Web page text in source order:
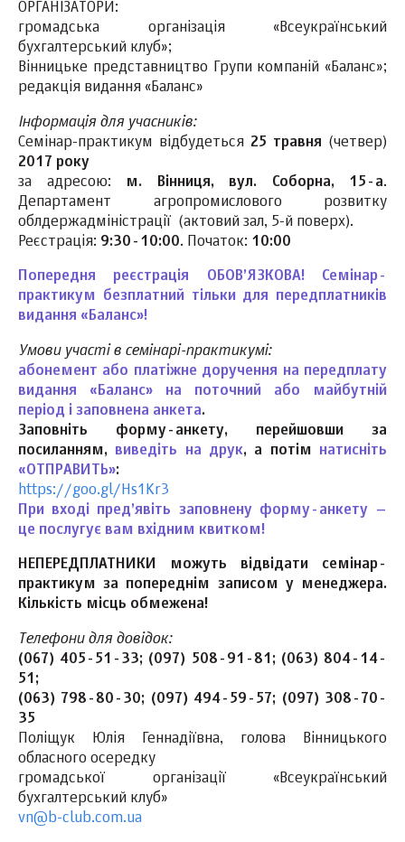
ОРГАНІЗАТОРИ:
громадська організація «Всеукраїнський
бухгалтерський клуб»;
Вінницьке представництво Групи компаній «Баланс»;
редакція видання «Баланс»
Інформація для учасників:
Семінар-практикум відбудеться 25 травня (четвер)
2017 року
за адресою:
м. Вінниця, вул. Соборна, 15-а.
Департамент агропромислового розвитку
облдержадміністрації (актовий зал, 5-й поверх).
Реєстрація: 9:30-10:00. Початок: 10:00
Попередня реєстрація ОБОВ’ЯЗКОВА! Семінар-
практикум безплатний тільки для передплатників
видання «Баланс»!
Умови участі в семінарі-практикумі:
абонемент або платіжне доручення на передплату
видання «Баланс» на поточний або майбутній
період і заповнена анкета.
Заповніть форму-анкету, перейшовши за
посиланням, виведіть на друк, а потім натисніть
«ОТПРАВИТЬ»:
https://goo.gl/Hs1Kr3
При вході пред’явіть заповнену форму-анкету –
це послугує вам вхідним квитком!
НЕПЕРЕДПЛАТНИКИ можуть відвідати семінар-
практикум за попереднім записом у менеджера.
Кількість місць обмежена!
Телефони для довідок:
(067) 405-51-33; (097) 508-91-81; (063) 804-14-
51;
(063) 798-80-30; (097) 494-59-57; (097) 308-70-
35
Поліщук Юлія Геннадіївна, голова Вінницького
обласного осередку
громадської організації «Всеукраїнський
бухгалтерський клуб»
vn@b-club.com.ua